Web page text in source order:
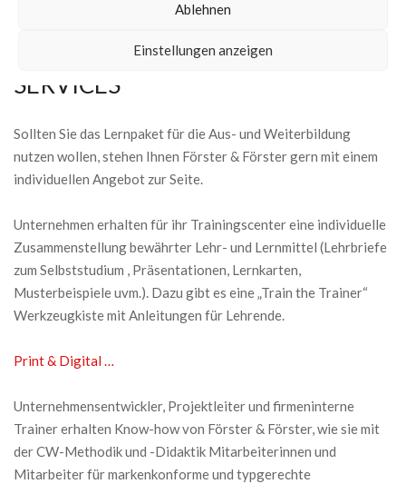
Ablehnen
Einstellungen anzeigen
Experten, Checklisten, Wörterdatenbanken und E‐Books sowie
SERVICES
Sollten Sie das Lernpaket für die Aus- und Weiterbildung
nutzen wollen, stehen Ihnen Förster & Förster gern mit einem
individuellen Angebot zur Seite.
Unternehmen erhalten für ihr Trainingscenter eine individuelle
Zusammenstellung bewährter Lehr- und Lernmittel (Lehrbriefe
zum Selbststudium , Präsentationen, Lernkarten,
Musterbeispiele uvm.). Dazu gibt es eine „Train the Trainer“
Werkzeugkiste mit Anleitungen für Lehrende.
Print & Digital …
Unternehmensentwickler, Projektleiter und firmeninterne
Trainer erhalten Know-how von Förster & Förster, wie sie mit
der CW-Methodik und -Didaktik Mitarbeiterinnen und
Mitarbeiter für markenkonforme und typgerechte